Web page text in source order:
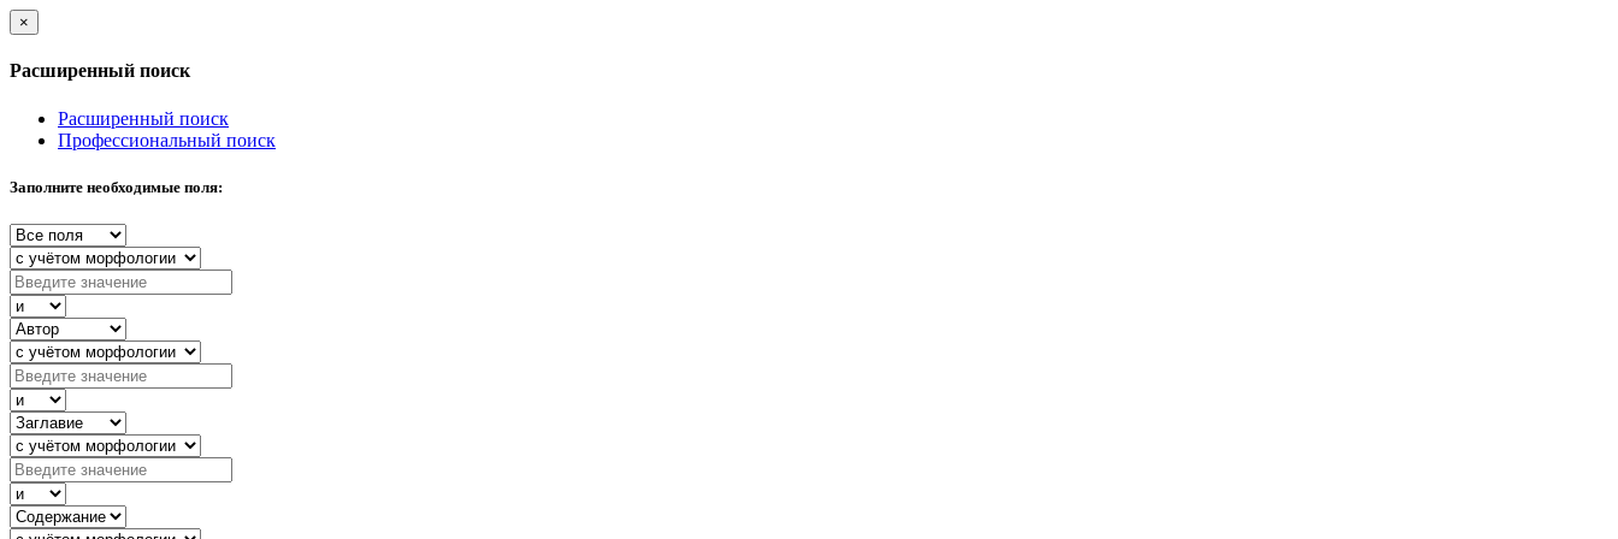
×
Расширенный поиск
Расширенный поиск
Профессиональный поиск
Заполните необходимые поля: